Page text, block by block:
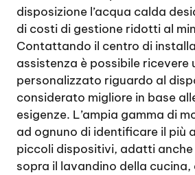
disposizione l’acqua calda
di costi di gestione ridotti al
Contattando il centro di
assistenza è possibile ricevere
personalizzato riguardo al
considerato migliore in base
esigenze. L’ampia gamma di
ad ognuno di identificare il più
piccoli dispositivi, adatti
sopra il lavandino della cucina,